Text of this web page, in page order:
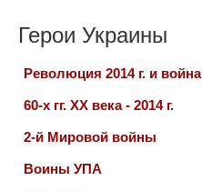
Герои Украины
Революция 2014 г. и война
60-х гг. ХХ века - 2014 г.
2-й Мировой войны
Воины УПА